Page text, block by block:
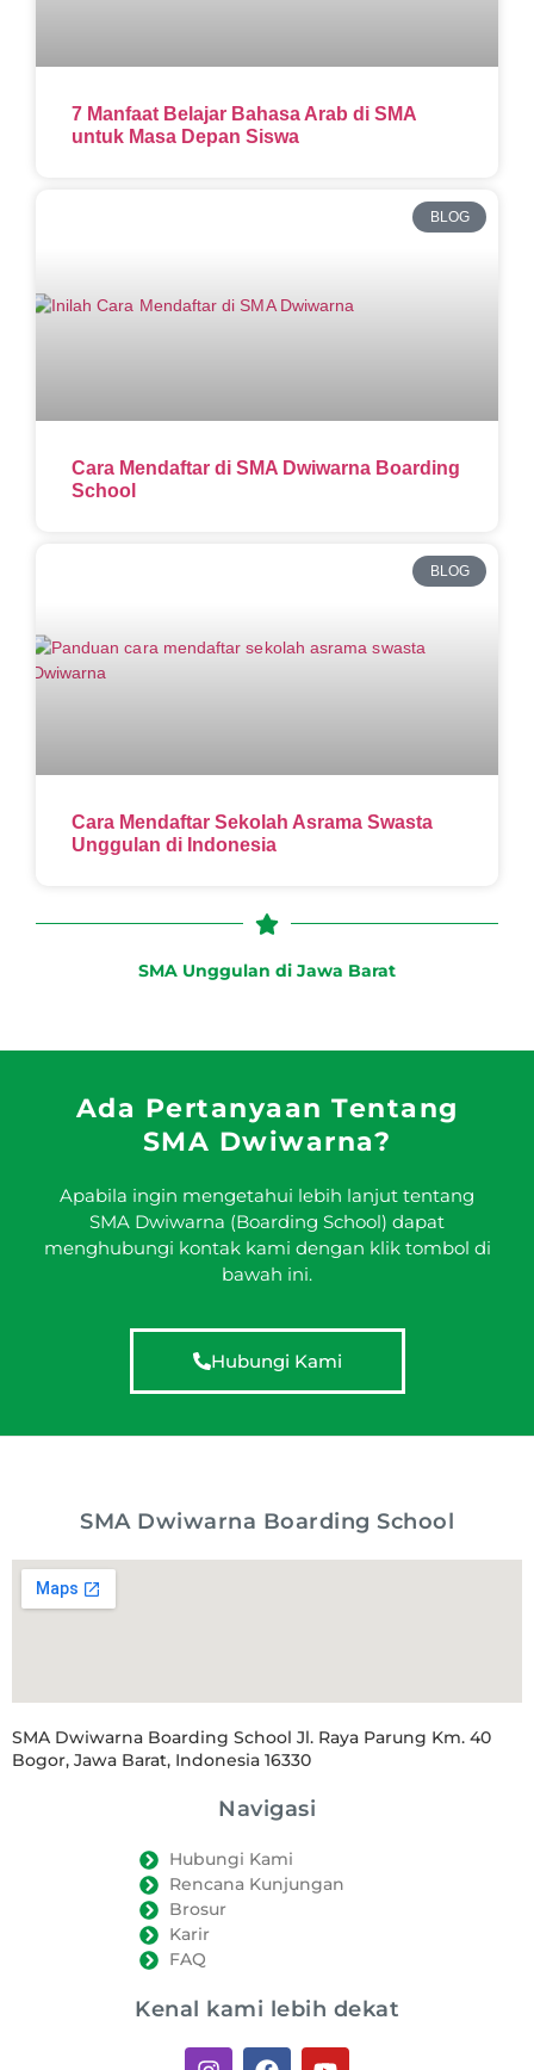
7 Manfaat Belajar Bahasa Arab di SMA
untuk Masa Depan Siswa
BLOG
Cara Mendaftar di SMA Dwiwarna Boarding
School
BLOG
Cara Mendaftar Sekolah Asrama Swasta
Unggulan di Indonesia
SMA Unggulan di Jawa Barat
Ada Pertanyaan Tentang
SMA Dwiwarna?
Apabila ingin mengetahui lebih lanjut tentang
SMA Dwiwarna (Boarding School) dapat
menghubungi kontak kami dengan klik tombol di
bawah ini.
Hubungi Kami
SMA Dwiwarna Boarding School
SMA Dwiwarna Boarding School Jl. Raya Parung Km. 40
Bogor, Jawa Barat, Indonesia 16330
Navigasi
Hubungi Kami
Rencana Kunjungan
Brosur
Karir
FAQ
Kenal kami lebih dekat